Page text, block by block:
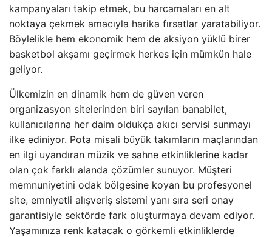
kampanyaları takip etmek, bu harcamaları en alt
noktaya çekmek amacıyla harika fırsatlar yaratabiliyor.
Böylelikle hem ekonomik hem de aksiyon yüklü birer
basketbol akşamı geçirmek herkes için mümkün hale
geliyor.
Ülkemizin en dinamik hem de güven veren
organizasyon sitelerinden biri sayılan banabilet,
kullanıcılarına her daim oldukça akıcı servisi sunmayı
ilke ediniyor. Pota misali büyük takımların maçlarından
en ilgi uyandıran müzik ve sahne etkinliklerine kadar
olan çok farklı alanda çözümler sunuyor. Müşteri
memnuniyetini odak bölgesine koyan bu profesyonel
site, emniyetli alışveriş sistemi yanı sıra seri onay
garantisiyle sektörde fark oluşturmaya devam ediyor.
Yaşamınıza renk katacak o görkemli etkinliklerde